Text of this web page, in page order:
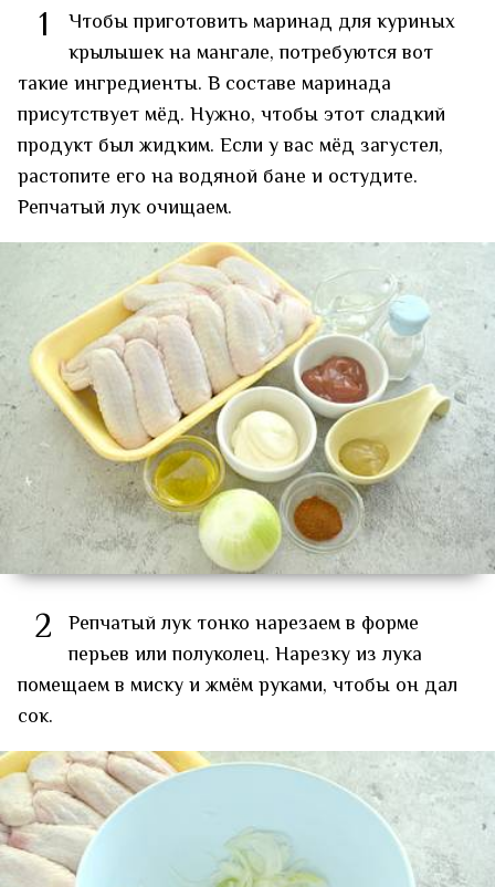
1
Чтобы приготовить маринад для куриных
крылышек на мангале, потребуются вот
такие ингредиенты. В составе маринада
присутствует мёд. Нужно, чтобы этот сладкий
продукт был жидким. Если у вас мёд загустел,
растопите его на водяной бане и остудите.
Репчатый лук очищаем.
2 Репчатый лук тонко нарезаем в форме
перьев или полуколец. Нарезку из лука
помещаем в миску и жмём руками, чтобы он дал
сок.